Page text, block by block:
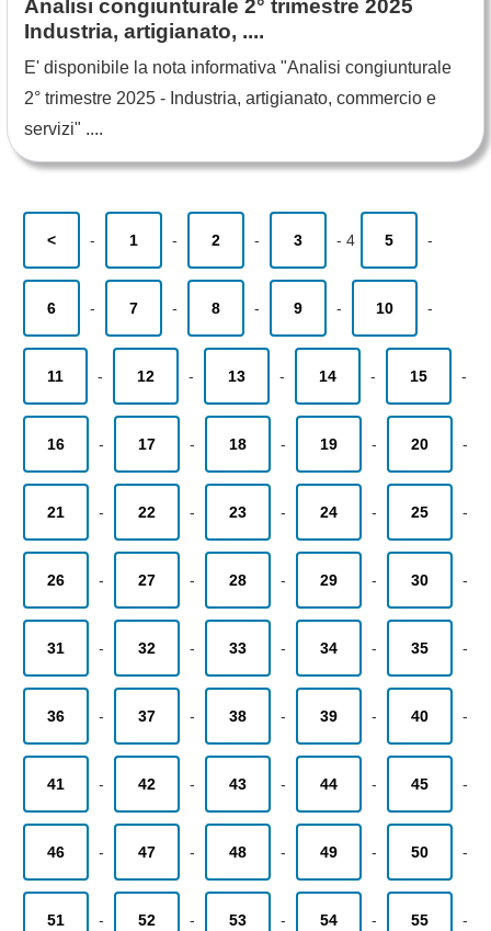
Analisi congiunturale 2° trimestre 2025
Industria, artigianato, ....
E' disponibile la nota informativa "Analisi congiunturale
2° trimestre 2025 - Industria, artigianato, commercio e
servizi" ....
< - 1 - 2 - 3 - 4 5 -
6 - 7 - 8 - 9 - 10 -
11 - 12 - 13 - 14 - 15 -
16 - 17 - 18 - 19 - 20 -
21 - 22 - 23 - 24 - 25 -
26 - 27 - 28 - 29 - 30 -
31 - 32 - 33 - 34 - 35 -
36 - 37 - 38 - 39 - 40 -
41 - 42 - 43 - 44 - 45 -
46 - 47 - 48 - 49 - 50 -
51 - 52 - 53 - 54 - 55 -